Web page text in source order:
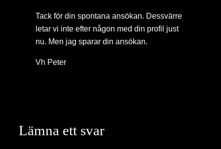
Tack för din spontana ansökan. Dessvärre
letar vi inte efter någon med din profil just
nu. Men jag sparar din ansökan.
Vh Peter
Lämna ett svar